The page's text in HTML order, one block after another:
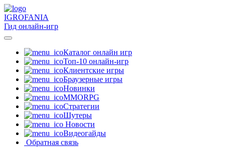
IGROFANIA
Гид онлайн-игр
Каталог онлайн игр
Топ-10 онлайн-игр
Клиентские игры
Браузерные игры
Новинки
MMORPG
Стратегии
Шутеры
Новости
Видеогайды
Обратная связь